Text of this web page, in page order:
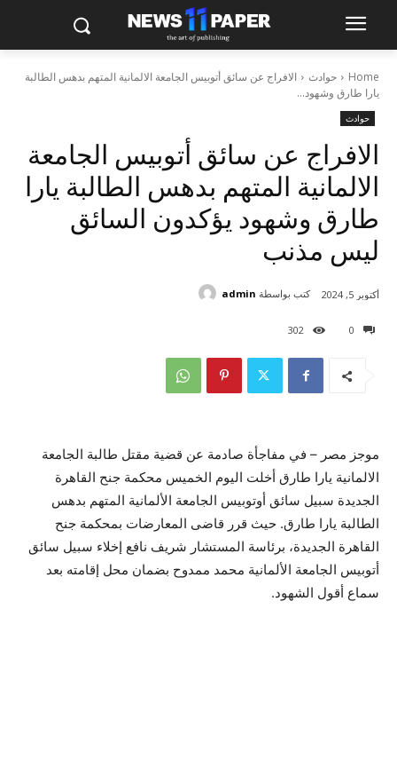
Home حوادث
الافراج عن سائق أتوبيس الجامعة الالمانية المتهم بدهس الطالبة
يارا طارق وشهود...
حوادث
الافراج عن سائق أتوبيس الجامعة
الالمانية المتهم بدهس الطالبة يارا
طارق وشهود يؤكدون السائق
ليس مذنب
0
302
أكتوبر 5, 2024 كتب بواسطة admin
موجز مصر – في مفاجأة صادمة عن قضية مقتل طالبة الجامعة
الالمانية يارا طارق أخلت اليوم الخميس محكمة جنح القاهرة
الجديدة سبيل سائق أوتوبيس الجامعة الألمانية المتهم بدهس
الطالبة يارا طارق. حيث قرر قاضى المعارضات بمحكمة جنح
القاهرة الجديدة، برئاسة المستشار شريف نافع إخلاء سبيل سائق
أتوبيس الجامعة الألمانية محمد ممدوح بضمان محل إقامته بعد
سماع أقول الشهود.